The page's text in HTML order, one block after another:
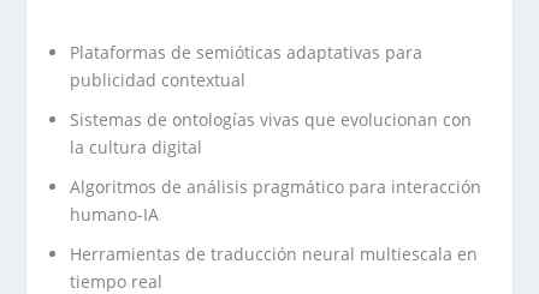
Plataformas de semióticas adaptativas para
publicidad contextual
Sistemas de ontologías vivas que evolucionan con
la cultura digital
Algoritmos de análisis pragmático para interacción
humano-IA
Herramientas de traducción neural multiescala en
tiempo real